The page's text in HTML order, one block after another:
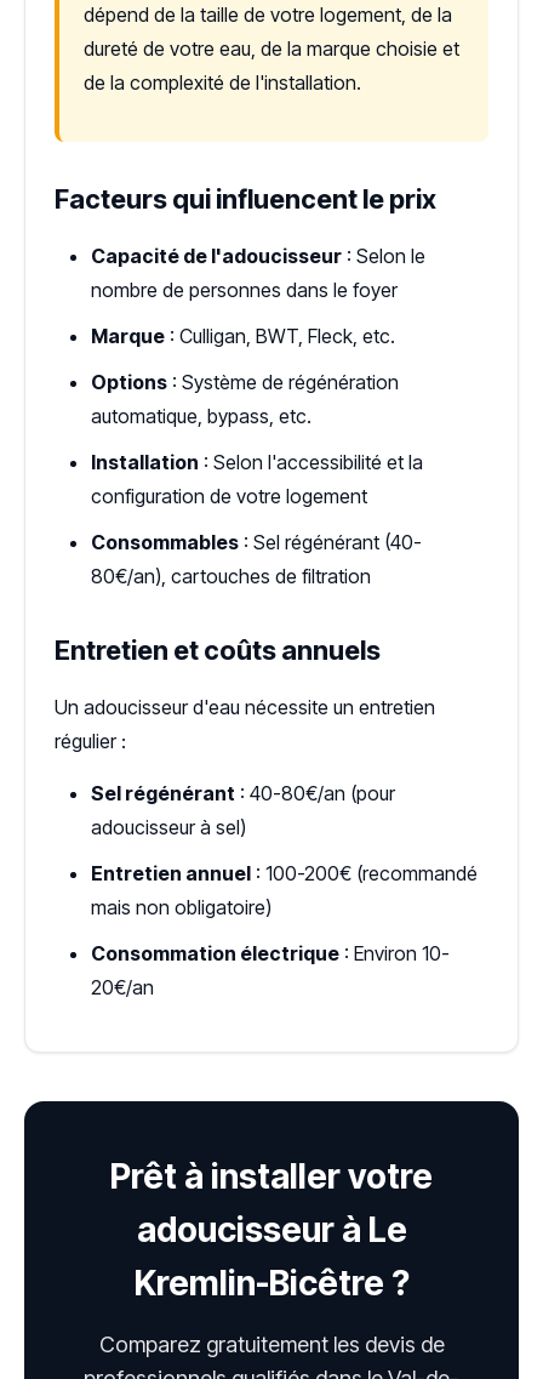
dépend de la taille de votre logement, de la
dureté de votre eau, de la marque choisie et
de la complexité de l'installation.
Facteurs qui influencent le prix
Capacité de l'adoucisseur : Selon le
nombre de personnes dans le foyer
Marque : Culligan, BWT, Fleck, etc.
Options : Système de régénération
automatique, bypass, etc.
Installation : Selon l'accessibilité et la
configuration de votre logement
Consommables : Sel régénérant (40-
80€/an), cartouches de filtration
Entretien et coûts annuels
Un adoucisseur d'eau nécessite un entretien
régulier :
Sel régénérant : 40-80€/an (pour
adoucisseur à sel)
Entretien annuel : 100-200€ (recommandé
mais non obligatoire)
Consommation électrique : Environ 10-
20€/an
Prêt à installer votre
adoucisseur à Le
Kremlin-Bicêtre ?
Comparez gratuitement les devis de